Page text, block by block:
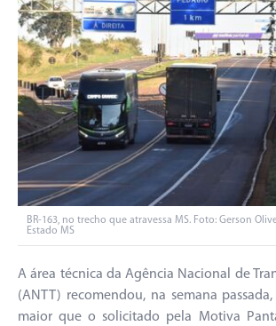
BR-163, no trecho que atravessa MS. Foto: Gerson
Estado MS
A área técnica da Agência Nacional de
(ANTT) recomendou, na semana
maior que o solicitado pela Motiva